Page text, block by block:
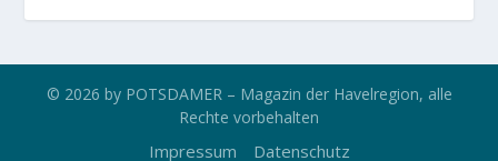
© 2026 by POTSDAMER – Magazin der Havelregion, alle
Rechte vorbehalten
Impressum Datenschutz